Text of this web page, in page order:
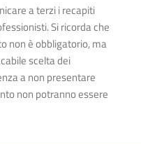
a terzi i recapiti
Si ricorda che
non è obbligatorio, ma
scelta dei
a non presentare
non potranno essere